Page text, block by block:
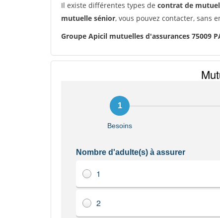
Il existe différentes types de contrat de
mutuelle sénior, vous pouvez contacter, sans
Groupe Apicil mutuelles d'assurances 75009